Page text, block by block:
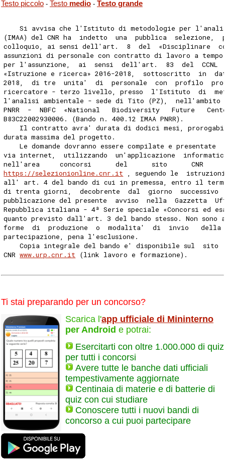
Testo piccolo - Testo medio - Testo grande
Si avvisa che l'Istituto di metodologie per
(IMAA) del CNR ha  indetto  una  pubblica
colloquio, ai sensi dell'art.  8  del  «Disciplinare
assunzioni di personale con contratto di lavoro a
per l'assunzione,  ai  sensi  dell'art.  83  del  CCNL
«Istruzione e ricerca» 2016-2018,  sottoscritto  in
2018,  di tre  unita'  di  personale  con  profilo
ricercatore - terzo livello, presso  l'Istituto  di
l'analisi ambientale - sede di Tito (PZ),  nell'ambito
PNRR  -  NBFC  «National   Biodiversity   Future
B83C22002930006. (Bando n. 400.12 IMAA PNRR).
Il contratto avra' durata di dodici mesi,
durata massima del progetto.
Le domande dovranno essere compilate e presentate
via internet,  utilizzando  un'applicazione
nell'area     concorsi      del      sito      CNR
https://selezionionline.cnr.it , seguendo le
all' art. 4 del bando di cui in premessa, entro il
di trenta giorni,  decobrente  dal  giorno
pubblicazione del presente  avviso  nella  Gazzetta
Repubblica italiana - 4ª Serie speciale «Concorsi ed
quanto previsto dall'art. 3 del bando stesso. Non sono
forme  di  produzione  o  modalita'  di  invio   della
partecipazione, pena l'esclusione.
Copia integrale del bando e' disponibile sul  sito
CNR www.urp.cnr.it (link lavoro e formazione).
Ti stai preparando per un concorso?
Scarica l'app ufficiale di Mininterno
per Android e potrai:
Esercitarti con oltre 1.000.000 di quiz
per tutti i concorsi
Avere tutte le banche dati ufficiali
tempestivamente aggiornate
Centinaia di materie e di batterie di
quiz con cui studiare
Conoscere tutti i nuovi bandi di
concorso a cui puoi partecipare